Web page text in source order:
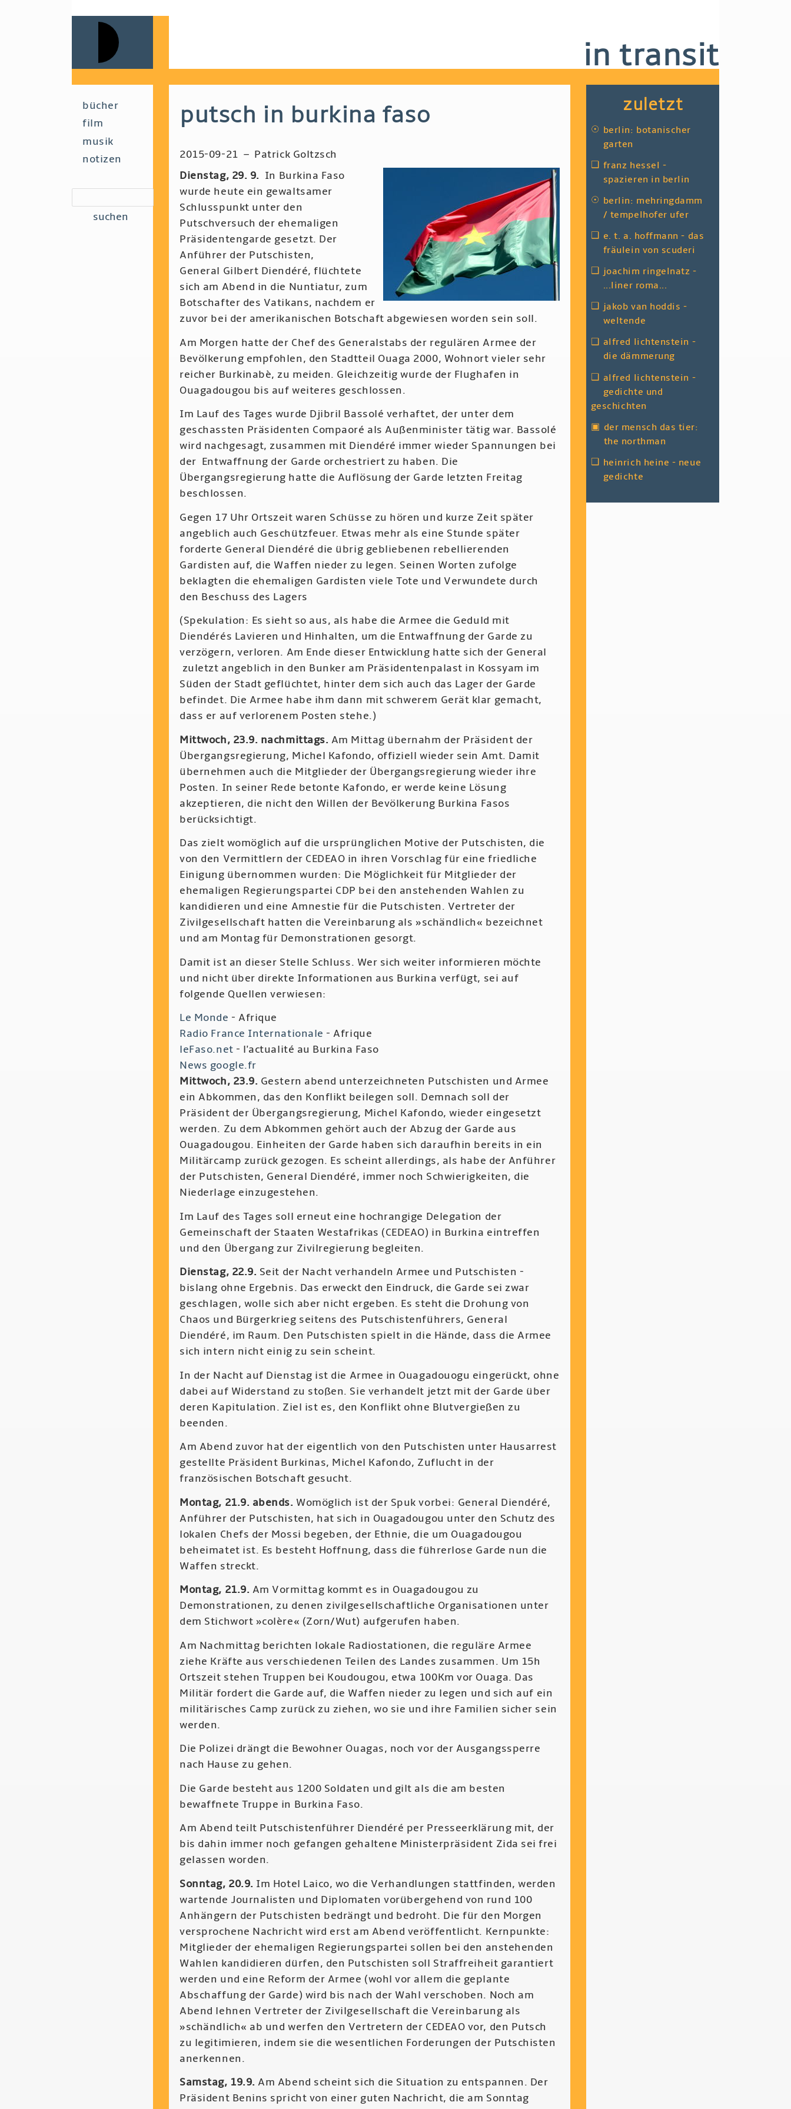
in transit
putsch in burkina faso
2015-09-21 – Patrick Goltzsch
Dienstag, 29. 9. In Burkina Faso
wurde heute ein gewaltsamer
Schlusspunkt unter den
Putschversuch der ehemaligen
Präsidentengarde gesetzt. Der
Anführer der Putschisten,
General Gilbert Diendéré, flüchtete
sich am Abend in die Nuntiatur, zum
Botschafter des Vatikans, nachdem er
zuvor bei der amerikanischen Botschaft abgewiesen worden sein soll.
Am Morgen hatte der Chef des Generalstabs der regulären Armee der
Bevölkerung empfohlen, den Stadtteil Ouaga 2000, Wohnort vieler sehr
reicher Burkinabè, zu meiden. Gleichzeitig wurde der Flughafen in
Ouagadougou bis auf weiteres geschlossen.
Im Lauf des Tages wurde Djibril Bassolé verhaftet, der unter dem
geschassten Präsidenten Compaoré als Außenminister tätig war. Bassolé
wird nachgesagt, zusammen mit Diendéré immer wieder Spannungen bei
der Entwaffnung der Garde orchestriert zu haben. Die
Übergangsregierung hatte die Auflösung der Garde letzten Freitag
beschlossen.
Gegen 17 Uhr Ortszeit waren Schüsse zu hören und kurze Zeit später
angeblich auch Geschützfeuer. Etwas mehr als eine Stunde später
forderte General Diendéré die übrig gebliebenen rebellierenden
Gardisten auf, die Waffen nieder zu legen. Seinen Worten zufolge
beklagten die ehemaligen Gardisten viele Tote und Verwundete durch
den Beschuss des Lagers
(Spekulation: Es sieht so aus, als habe die Armee die Geduld mit
Diendérés Lavieren und Hinhalten, um die Entwaffnung der Garde zu
verzögern, verloren. Am Ende dieser Entwicklung hatte sich der General
zuletzt angeblich in den Bunker am Präsidentenpalast in Kossyam im
Süden der Stadt geflüchtet, hinter dem sich auch das Lager der Garde
befindet. Die Armee habe ihm dann mit schwerem Gerät klar gemacht,
dass er auf verlorenem Posten stehe.)
Mittwoch, 23.9. nachmittags. Am Mittag übernahm der Präsident der
Übergangsregierung, Michel Kafondo, offiziell wieder sein Amt. Damit
übernehmen auch die Mitglieder der Übergangsregierung wieder ihre
Posten. In seiner Rede betonte Kafondo, er werde keine Lösung
akzeptieren, die nicht den Willen der Bevölkerung Burkina Fasos
berücksichtigt.
Das zielt womöglich auf die ursprünglichen Motive der Putschisten, die
von den Vermittlern der CEDEAO in ihren Vorschlag für eine friedliche
Einigung übernommen wurden: Die Möglichkeit für Mitglieder der
ehemaligen Regierungspartei CDP bei den anstehenden Wahlen zu
kandidieren und eine Amnestie für die Putschisten. Vertreter der
Zivilgesellschaft hatten die Vereinbarung als »schändlich« bezeichnet
und am Montag für Demonstrationen gesorgt.
Damit ist an dieser Stelle Schluss. Wer sich weiter informieren möchte
und nicht über direkte Informationen aus Burkina verfügt, sei auf
folgende Quellen verwiesen:
Le Monde - Afrique
Radio France Internationale - Afrique
leFaso.net - l'actualité au Burkina Faso
News google.fr
Mittwoch, 23.9. Gestern abend unterzeichneten Putschisten und Armee
ein Abkommen, das den Konflikt beilegen soll. Demnach soll der
Präsident der Übergangsregierung, Michel Kafondo, wieder eingesetzt
werden. Zu dem Abkommen gehört auch der Abzug der Garde aus
Ouagadougou. Einheiten der Garde haben sich daraufhin bereits in ein
Militärcamp zurück gezogen. Es scheint allerdings, als habe der Anführer
der Putschisten, General Diendéré, immer noch Schwierigkeiten, die
Niederlage einzugestehen.
Im Lauf des Tages soll erneut eine hochrangige Delegation der
Gemeinschaft der Staaten Westafrikas (CEDEAO) in Burkina eintreffen
und den Übergang zur Zivilregierung begleiten.
Dienstag, 22.9. Seit der Nacht verhandeln Armee und Putschisten -
bislang ohne Ergebnis. Das erweckt den Eindruck, die Garde sei zwar
geschlagen, wolle sich aber nicht ergeben. Es steht die Drohung von
Chaos und Bürgerkrieg seitens des Putschistenführers, General
Diendéré, im Raum. Den Putschisten spielt in die Hände, dass die Armee
sich intern nicht einig zu sein scheint.
In der Nacht auf Dienstag ist die Armee in Ouagadouogu eingerückt, ohne
dabei auf Widerstand zu stoßen. Sie verhandelt jetzt mit der Garde über
deren Kapitulation. Ziel ist es, den Konflikt ohne Blutvergießen zu
beenden.
Am Abend zuvor hat der eigentlich von den Putschisten unter Hausarrest
gestellte Präsident Burkinas, Michel Kafondo, Zuflucht in der
französischen Botschaft gesucht.
Montag, 21.9. abends. Womöglich ist der Spuk vorbei: General Diendéré,
Anführer der Putschisten, hat sich in Ouagadougou unter den Schutz des
lokalen Chefs der Mossi begeben, der Ethnie, die um Ouagadougou
beheimatet ist. Es besteht Hoffnung, dass die führerlose Garde nun die
Waffen streckt.
Montag, 21.9. Am Vormittag kommt es in Ouagadougou zu
Demonstrationen, zu denen zivilgesellschaftliche Organisationen unter
dem Stichwort »colère« (Zorn/Wut) aufgerufen haben.
Am Nachmittag berichten lokale Radiostationen, die reguläre Armee
ziehe Kräfte aus verschiedenen Teilen des Landes zusammen. Um 15h
Ortszeit stehen Truppen bei Koudougou, etwa 100Km vor Ouaga. Das
Militär fordert die Garde auf, die Waffen nieder zu legen und sich auf ein
militärisches Camp zurück zu ziehen, wo sie und ihre Familien sicher sein
werden.
Die Polizei drängt die Bewohner Ouagas, noch vor der Ausgangssperre
nach Hause zu gehen.
Die Garde besteht aus 1200 Soldaten und gilt als die am besten
bewaffnete Truppe in Burkina Faso.
Am Abend teilt Putschistenführer Diendéré per Presseerklärung mit, der
bis dahin immer noch gefangen gehaltene Ministerpräsident Zida sei frei
gelassen worden.
Sonntag, 20.9. Im Hotel Laico, wo die Verhandlungen stattfinden, werden
wartende Journalisten und Diplomaten vorübergehend von rund 100
Anhängern der Putschisten bedrängt und bedroht. Die für den Morgen
versprochene Nachricht wird erst am Abend veröffentlicht. Kernpunkte:
Mitglieder der ehemaligen Regierungspartei sollen bei den anstehenden
Wahlen kandidieren dürfen, den Putschisten soll Straffreiheit garantiert
werden und eine Reform der Armee (wohl vor allem die geplante
Abschaffung der Garde) wird bis nach der Wahl verschoben. Noch am
Abend lehnen Vertreter der Zivilgesellschaft die Vereinbarung als
»schändlich« ab und werfen den Vertretern der CEDEAO vor, den Putsch
zu legitimieren, indem sie die wesentlichen Forderungen der Putschisten
anerkennen.
Samstag, 19.9. Am Abend scheint sich die Situation zu entspannen. Der
Präsident Benins spricht von einer guten Nachricht, die am Sonntag
Main
navigation
bücher
film
musik
notizen
zuletzt
☉ berlin: botanischer
garten
❑ franz hessel -
spazieren in berlin
☉ berlin: mehringdamm
/ tempelhofer ufer
❑ e. t. a. hoffmann - das
fräulein von scuderi
❑ joachim ringelnatz -
...liner roma...
❑ jakob van hoddis -
weltende
❑ alfred lichtenstein -
die dämmerung
❑ alfred lichtenstein -
gedichte und
geschichten
▣ der mensch das tier:
the northman
❑ heinrich heine - neue
gedichte